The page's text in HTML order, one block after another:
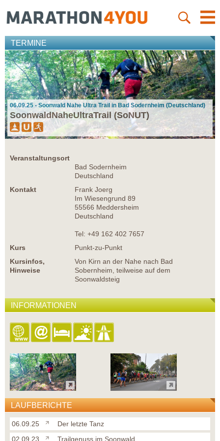
TERMINE
06.09.25 - Soonwald Nahe Ultra Trail in Bad Sodernheim (Deutschland)
SoonwaldNaheUltraTrail (SoNUT)
Veranstaltungsort
Bad Sodernheim
Deutschland
Kontakt
Frank Joerg
Im Wiesengrund 89
55566 Meddersheim
Deutschland
Tel: +49 162 402 7657
Kurs
Punkt-zu-Punkt
Kursinfos,
Hinweise
Von Kirn an der Nahe nach Bad
Sobernheim, teilweise auf dem
Soonwaldsteig
INFORMATIONEN
LAUFBERICHTE
06.09.25
Der letzte Tanz
02.09.23
Trailgenuss im Soonwald